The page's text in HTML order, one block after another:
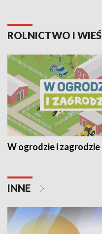
ROLNICTWO I WIEŚ
W ogrodzie i zagrodzie
INNE